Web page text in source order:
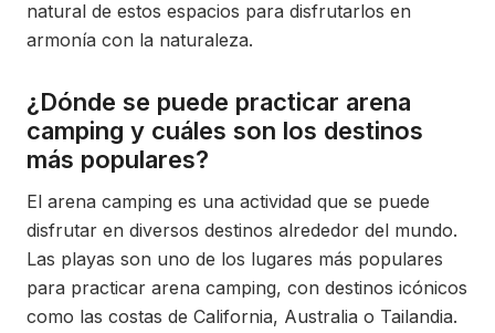
natural de estos espacios para disfrutarlos en
armonía con la naturaleza.
¿Dónde se puede practicar arena
camping y cuáles son los destinos
más populares?
El arena camping es una actividad que se puede
disfrutar en diversos destinos alrededor del mundo.
Las playas son uno de los lugares más populares
para practicar arena camping, con destinos icónicos
como las costas de California, Australia o Tailandia.